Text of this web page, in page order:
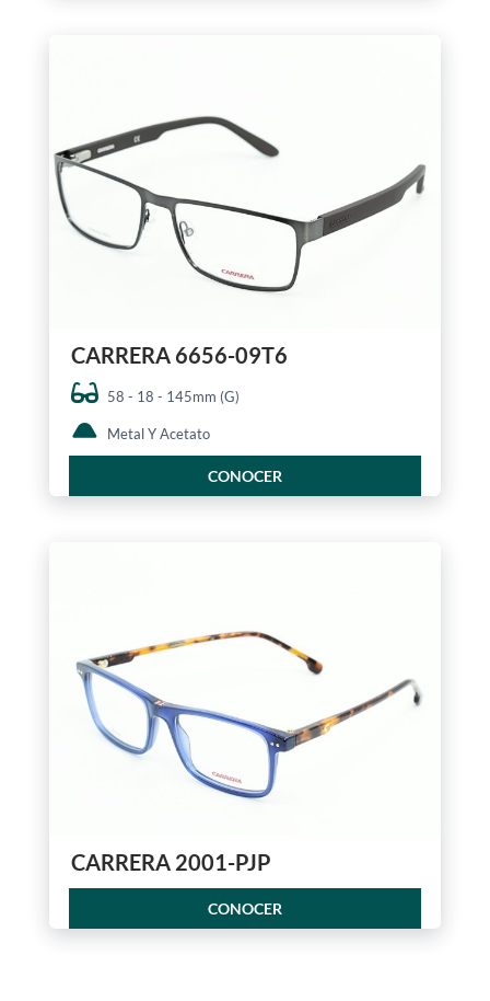
CARRERA 6656-09T6
58 - 18 - 145mm (G)
Metal Y Acetato
CONOCER
CARRERA 2001-PJP
CONOCER